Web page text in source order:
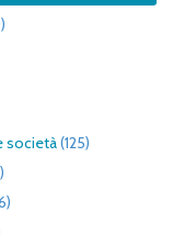
società(125)